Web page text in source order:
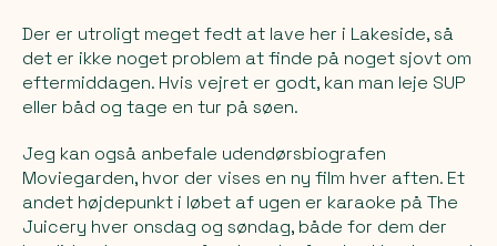
Der er utroligt meget fedt at lave her i Lakeside, så
det er ikke noget problem at finde på noget sjovt om
eftermiddagen. Hvis vejret er godt, kan man leje SUP
eller båd og tage en tur på søen.
Jeg kan også anbefale udendørsbiografen
Moviegarden, hvor der vises en ny film hver aften. Et
andet højdepunkt i løbet af ugen er karaoke på The
Juicery hver onsdag og søndag, både for dem der